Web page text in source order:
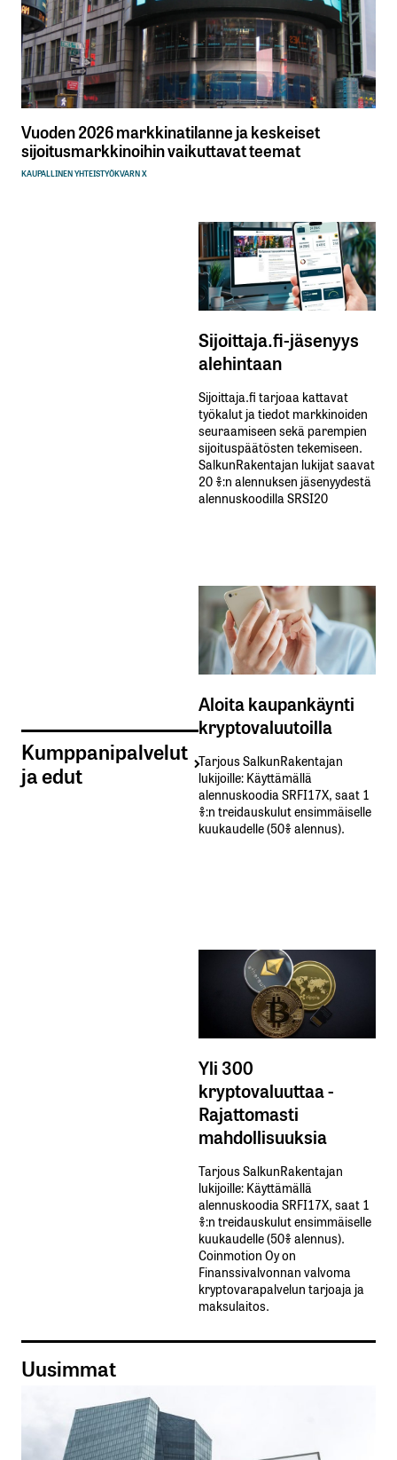
Vuoden 2026 markkinatilanne ja keskeiset
sijoitusmarkkinoihin vaikuttavat teemat
KAUPALLINEN YHTEISTYÖKVARN X
Kumppanipalvelut
ja edut
Sijoittaja.fi-jäsenyys
alehintaan
Sijoittaja.fi tarjoaa kattavat
työkalut ja tiedot markkinoiden
seuraamiseen sekä parempien
sijoituspäätösten tekemiseen.
SalkunRakentajan lukijat saavat
20 %:n alennuksen jäsenyydestä
alennuskoodilla SRSI20
Aloita kaupankäynti
kryptovaluutoilla
Tarjous SalkunRakentajan
lukijoille: Käyttämällä​ ​
alennuskoodia​ ​SRFI17X,​ ​saat​ ​1
%:n treidauskulut​ ​ensimmäiselle​ ​
kuukaudelle​ ​(50%​ ​alennus).
Yli 300
kryptovaluuttaa -
Rajattomasti
mahdollisuuksia
Tarjous SalkunRakentajan
lukijoille: Käyttämällä​ ​
alennuskoodia​ ​SRFI17X,​ ​saat​ ​1
%:n treidauskulut​ ​ensimmäiselle​ ​
kuukaudelle​ ​(50%​ ​alennus).
Coinmotion Oy on
Finanssivalvonnan valvoma
kryptovarapalvelun tarjoaja ja
maksulaitos.
Uusimmat